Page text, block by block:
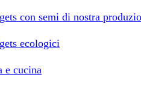
con semi di nostra
ecologici
e cucina